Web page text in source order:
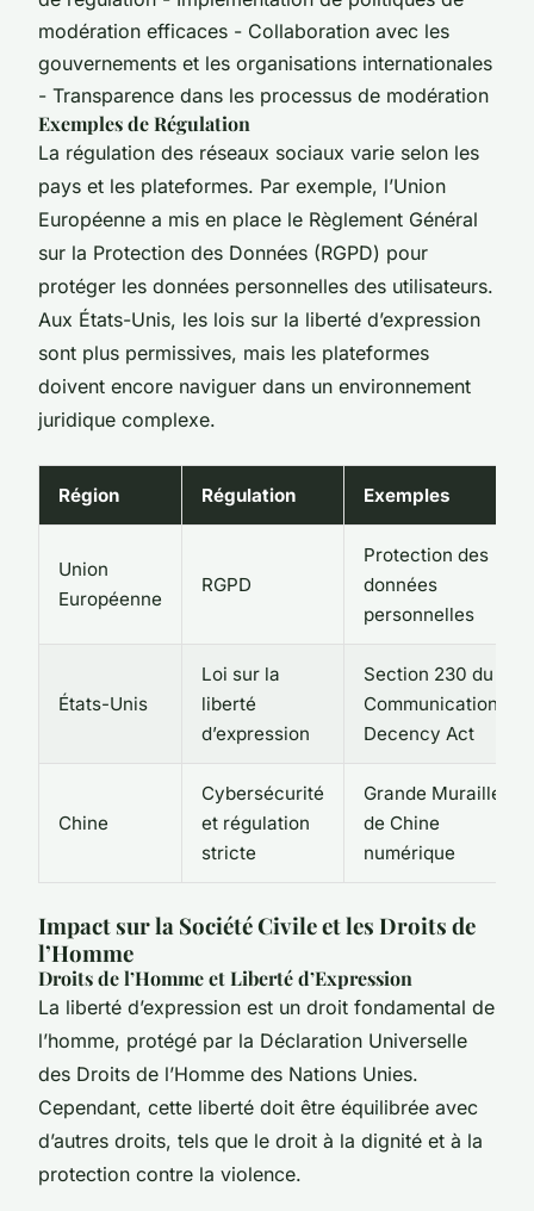
modération efficaces - Collaboration avec les
gouvernements et les organisations internationales
- Transparence dans les processus de modération
Exemples de Régulation
La régulation des réseaux sociaux varie selon les
pays et les plateformes. Par exemple, l’Union
Européenne a mis en place le Règlement Général
sur la Protection des Données (RGPD) pour
protéger les données personnelles des utilisateurs.
Aux États-Unis, les lois sur la liberté d’expression
sont plus permissives, mais les plateformes
doivent encore naviguer dans un environnement
juridique complexe.
Région Régulation Exemples
Union
Européenne
RGPD
Protection des
données
personnelles
États-Unis
Loi sur la
liberté
d’expression
Section 230 du
Communications
Decency Act
Chine
Cybersécurité
et régulation
stricte
Grande Muraille
de Chine
numérique
Impact sur la Société Civile et les Droits de
l’Homme
Droits de l’Homme et Liberté d’Expression
La liberté d’expression est un droit fondamental de
l’homme, protégé par la Déclaration Universelle
des Droits de l’Homme des Nations Unies.
Cependant, cette liberté doit être équilibrée avec
d’autres droits, tels que le droit à la dignité et à la
protection contre la violence.